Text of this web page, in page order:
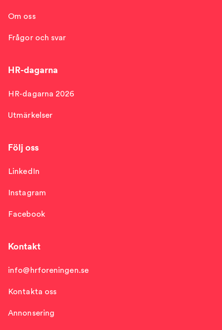
Om oss
Frågor och svar
HR-dagarna
HR-dagarna 2026
Utmärkelser
Följ oss
LinkedIn
Instagram
Facebook
Kontakt
info@hrforeningen.se
Kontakta oss
Annonsering